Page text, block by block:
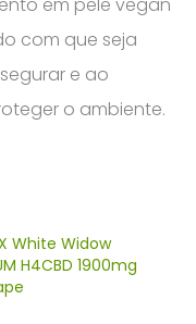
com que seja
e ao
o ambiente.
White Widow
H4CBD 1900mg